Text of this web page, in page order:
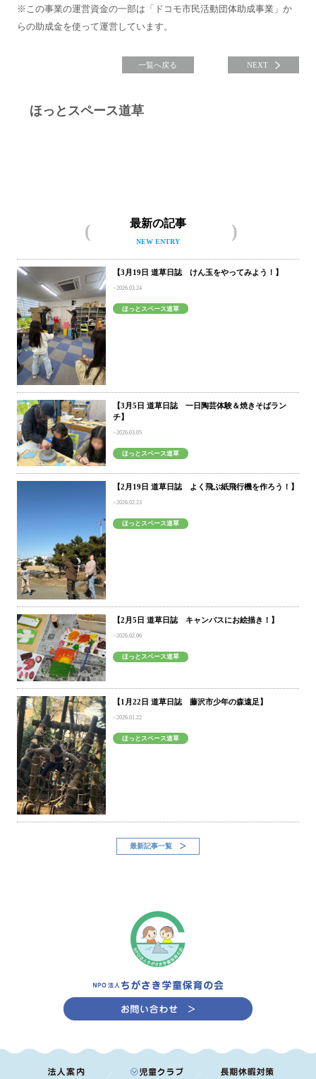
※この事業の運営資金の一部は「ドコモ市民活動団体助成事業」か
らの助成金を使って運営しています。
一覧へ戻る NEXT
ほっとスペース道草
最新の記事
NEW ENTRY
【3月19日 道草日誌 けん玉をやってみよう！】
2026.03.24
ほっとスペース道草
【3月5日 道草日誌 一日陶芸体験＆焼きそばラン
チ】
2026.03.05
ほっとスペース道草
【2月19日 道草日誌 よく飛ぶ紙飛行機を作ろう！】
2026.02.23
ほっとスペース道草
【2月5日 道草日誌 キャンバスにお絵描き！】
2026.02.06
ほっとスペース道草
【1月22日 道草日誌 藤沢市少年の森遠足】
2026.01.22
ほっとスペース道草
最新記事一覧